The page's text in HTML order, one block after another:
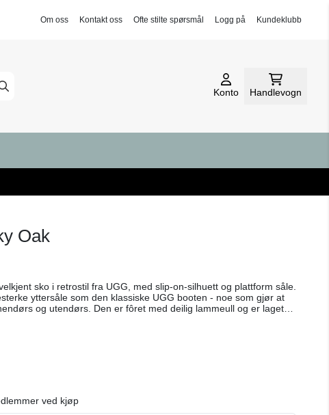
Om oss Kontakt oss Ofte stilte spørsmål Logg på Kundeklubb
Konto Handlevogn
Oak
sko i retrostil fra UGG, med slip-on-silhuett og plattform såle.
yttersåle som den klassiske UGG booten - noe som gjør at
og utendørs. Den er fôret med deilig lammeull og er laget
brodert flette. Disse vil vi flytte inn i! Farge: Rocky
ved kjøp